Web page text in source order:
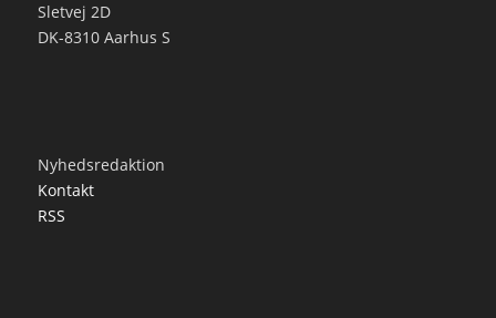
Sletvej 2D
DK-8310 Aarhus S
Nyhedsredaktion
Kontakt
RSS